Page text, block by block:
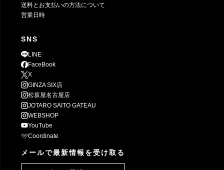
送料とお支払いの方法について
営業日時
SNS
LINE
FaceBook
X
GINZA SIX店
松坂屋名古屋店
JOTARO SAITO GATEAU
WEBSHOP
YouTube
Coordinate
メールで最新情報を受け取る